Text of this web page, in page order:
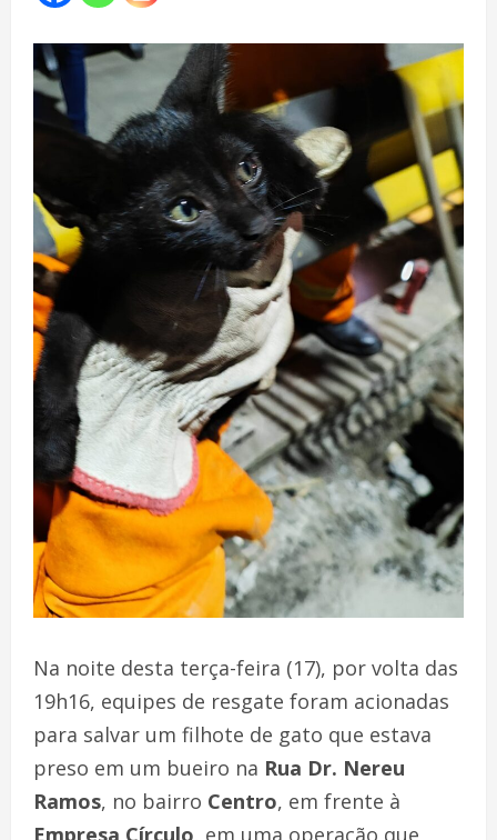
Na noite desta terça-feira (17), por volta das
19h16, equipes de resgate foram acionadas
para salvar um filhote de gato que estava
preso em um bueiro na Rua Dr. Nereu
Ramos, no bairro Centro, em frente à
Empresa Círculo, em uma operação que